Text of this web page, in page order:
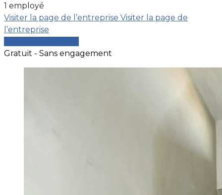
1 employé
Visiter la page de l’entreprise Visiter la page de
l’entreprise
Gratuit - Sans engagement